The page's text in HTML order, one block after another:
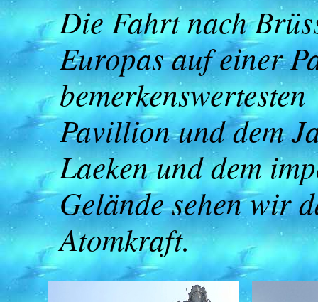
Die Fahrt nach
Europas auf einer
Pavillion und dem
Laeken und dem
Gelände sehen wir
Atomkraft.